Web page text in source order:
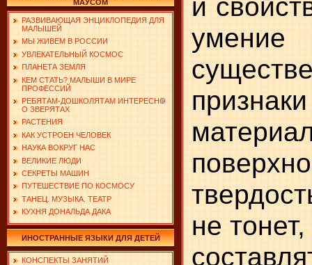
МАУСОМ
РАЗВИВАЮЩАЯ ЭНЦИКЛОПЕДИЯ ДЛЯ
МАЛЫШЕЙ
МЫ ЖИВЕМ В РОССИИ
УВЛЕКАТЕЛЬНЫЙ КОСМОС
ПЛАНЕТА ЗЕМЛЯ
КЕМ СТАТЬ? МАЛЫШИ В МИРЕ
ПРОФЕССИЙ
РЕБЯТАМ-ДОШКОЛЯТАМ ИНТЕРЕСНО
О ЗВЕРЯТАХ
РАСТЕНИЯ
КАК УСТРОЕН ЧЕЛОВЕК
НАУКА ВОКРУГ НАС
ВЕЛИКИЕ ЛЮДИ
СЕКРЕТЫ МАШИН
ПУТЕШЕСТВИЕ ПО КОСМОСУ
ТАНЕЦ. МУЗЫКА. ТЕАТР
КУХНЯ ДОНАЛЬДА ДАКА
ИНОСТРАННЫЕ ЯЗЫКИ ДЛЯ ДЕТЕЙ
КОНСПЕКТЫ ЗАНЯТИЙ
умение
не